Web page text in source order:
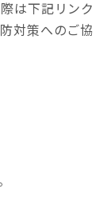
は下記リンク
対策へのご協